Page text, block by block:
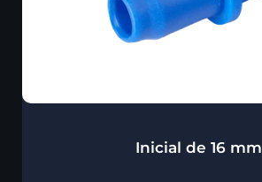
Inicial de 16 mm